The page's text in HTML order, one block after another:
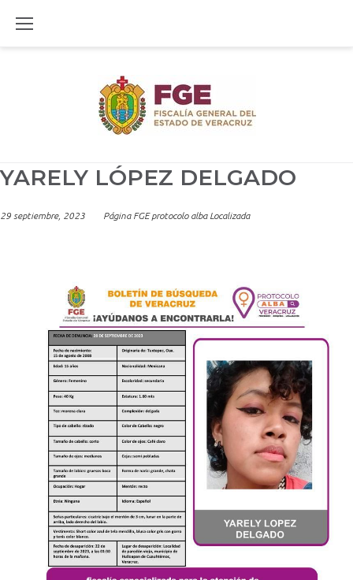
YARELY LÓPEZ DELGADO
29 septiembre, 2023 Página FGE protocolo alba Localizada